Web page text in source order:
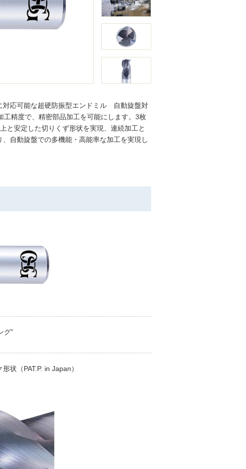
対応可能な超硬防振型エンドミル 自動旋盤対
精度で、精密部品加工を可能にします。3枚
と安定した切りくず形状を実現、連続加工と
自動旋盤での多機能・高能率な加工を実現し
グ”
状（PAT.P. in Japan）